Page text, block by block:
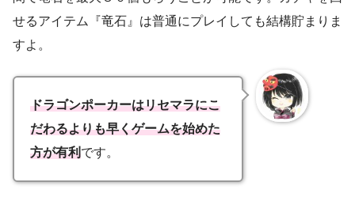
せるアイテム『竜石』は普通にプレイしても結構貯まりま
すよ。
ドラゴンポーカーはリセマラにこ
だわるよりも早くゲームを始めた
方が有利 です。